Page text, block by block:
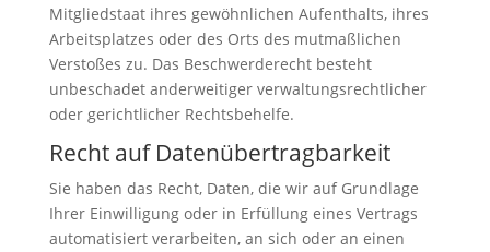
Mitgliedstaat ihres gewöhnlichen Aufenthalts, ihres
Arbeitsplatzes oder des Orts des mutmaßlichen
Verstoßes zu. Das Beschwerderecht besteht
unbeschadet anderweitiger verwaltungsrechtlicher
oder gerichtlicher Rechtsbehelfe.
Recht auf Daten­übertrag­barkeit
Sie haben das Recht, Daten, die wir auf Grundlage
Ihrer Einwilligung oder in Erfüllung eines Vertrags
automatisiert verarbeiten, an sich oder an einen